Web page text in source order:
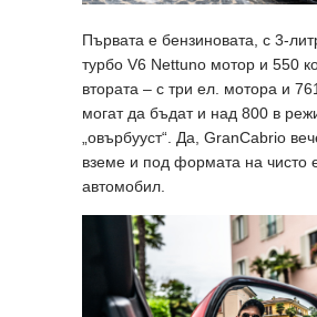
Първата е бензиновата, с 3-
турбо V6 Nettuno мотор и 550
втората – с три ел. мотора и
могат да бъдат и над 800 в
„овърбууст“. Да, GranCabrio
вземе и под формата на чисто
автомобил.